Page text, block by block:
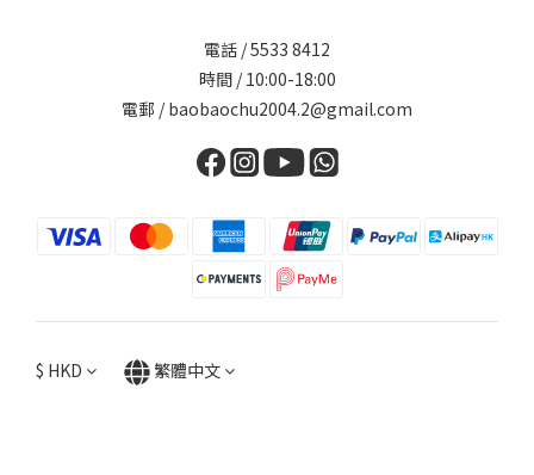
電話 / 5533 8412
時間 / 10:00-18:00
電郵 / baobaochu2004.2@gmail.com
$ HKD 繁體中文